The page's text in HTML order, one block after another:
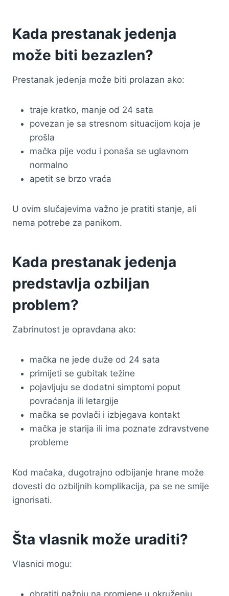
Kada prestanak jedenja
može biti bezazlen?
Prestanak jedenja može biti prolazan ako:
traje kratko, manje od 24 sata
povezan je sa stresnom situacijom koja je
prošla
mačka pije vodu i ponaša se uglavnom
normalno
apetit se brzo vraća
U ovim slučajevima važno je pratiti stanje, ali
nema potrebe za panikom.
Kada prestanak jedenja
predstavlja ozbiljan
problem?
Zabrinutost je opravdana ako:
mačka ne jede duže od 24 sata
primijeti se gubitak težine
pojavljuju se dodatni simptomi poput
povraćanja ili letargije
mačka se povlači i izbjegava kontakt
mačka je starija ili ima poznate zdravstvene
probleme
Kod mačaka, dugotrajno odbijanje hrane može
dovesti do ozbiljnih komplikacija, pa se ne smije
ignorisati.
Šta vlasnik može uraditi?
Vlasnici mogu:
obratiti pažnju na promjene u okruženju